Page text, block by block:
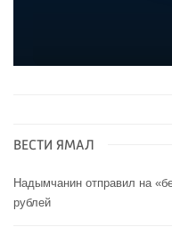
ВЕСТИ ЯМАЛ
Надымчанин отправил на
рублей